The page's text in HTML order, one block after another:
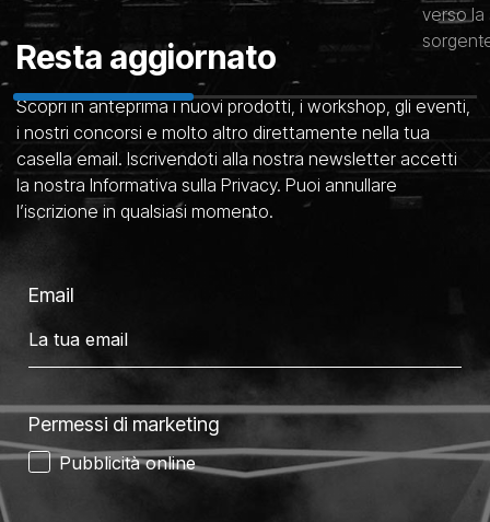
verso
alcune
Vedi tutti gli articoli
Resta aggiornato
Scopri in anteprima i nuovi prodotti, i workshop, gli eventi,
i nostri concorsi e molto altro direttamente nella tua
casella email. Iscrivendoti alla nostra newsletter accetti
la nostra Informativa sulla Privacy. Puoi annullare
l’iscrizione in qualsiasi momento.
Email
Permessi di marketing
Pubblicità online